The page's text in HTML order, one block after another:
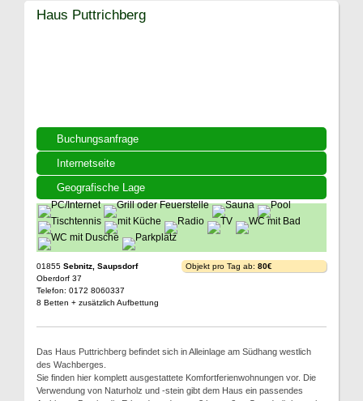
Buchungsanfrage
Internetseite
Geografische Lage
Haus Puttrichberg
01855 Sebnitz, Saupsdorf
Oberdorf 37
Telefon: 0172 8060337
8 Betten + zusätzlich Aufbettung
Objekt pro Tag ab: 80€
Das Haus Puttrichberg befindet sich in Alleinlage am Südhang westlich
des Wachberges.
Sie finden hier komplett ausgestattete Komfortferienwohnungen vor. Die
Verwendung von Naturholz und -stein gibt dem Haus ein passendes